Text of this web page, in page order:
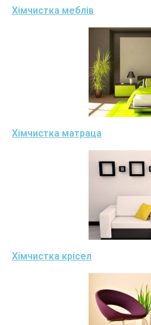
Хімчистка меблів
Хімчистка матраца
Хімчистка крісел